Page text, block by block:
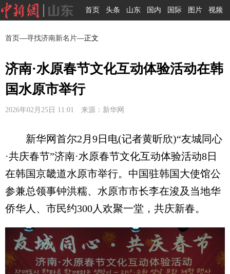
首页 头条 山东 国内 国际 图片 视频
首页—寻找济南新名片—正文
济南·水原春节文化互动体验活动在韩
国水原市举行
2026年02月25日 11:01 来源：新华网
新华网首尔2月9日电(记者黄昕欣)“友城同心
·共庆春节”济南·水原春节文化互动体验活动8日
在韩国京畿道水原市举行。中国驻韩国大使馆公
参兼总领事钟洪糯、水原市市长李在浚及当地华
侨华人、市民约300人欢聚一堂，共庆新春。